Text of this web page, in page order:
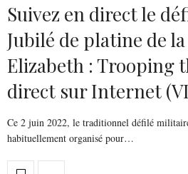
Suivez en direct le
Jubilé de platine de
Elizabeth : Trooping
direct sur Internet
Ce 2 juin 2022, le traditionnel défilé
habituellement organisé pour…